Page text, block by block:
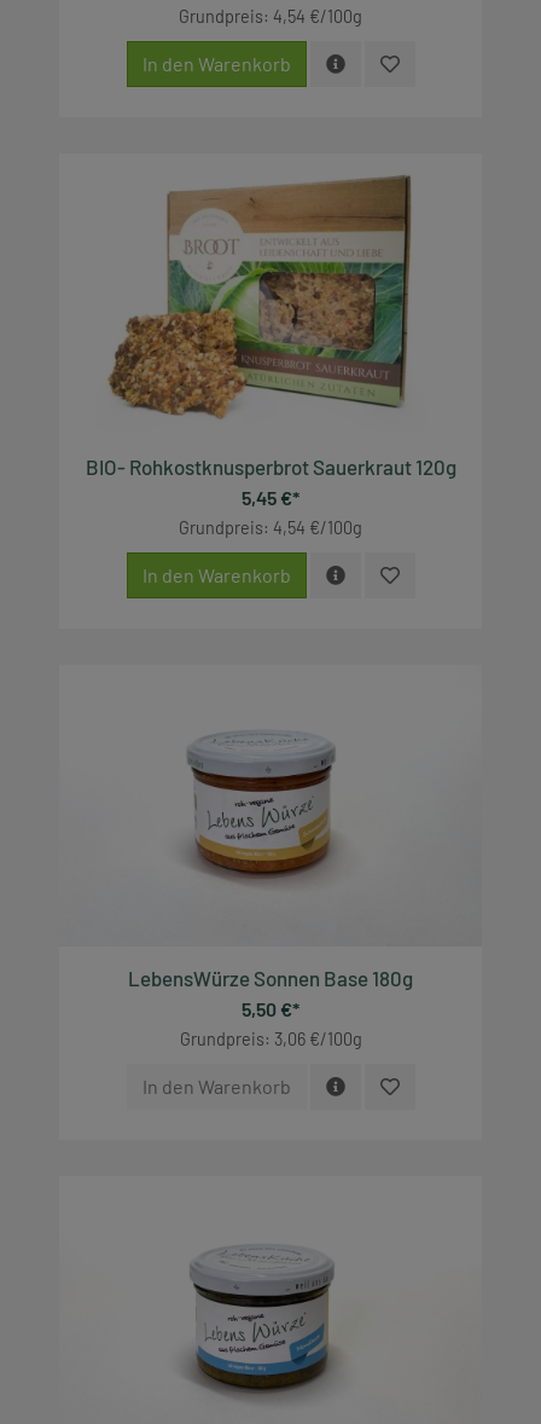
Grundpreis: 4,54 €/100g
In den Warenkorb
BIO- Rohkostknusperbrot Sauerkraut 120g
5,45 €*
Grundpreis: 4,54 €/100g
In den Warenkorb
LebensWürze Sonnen Base 180g
5,50 €*
Grundpreis: 3,06 €/100g
In den Warenkorb